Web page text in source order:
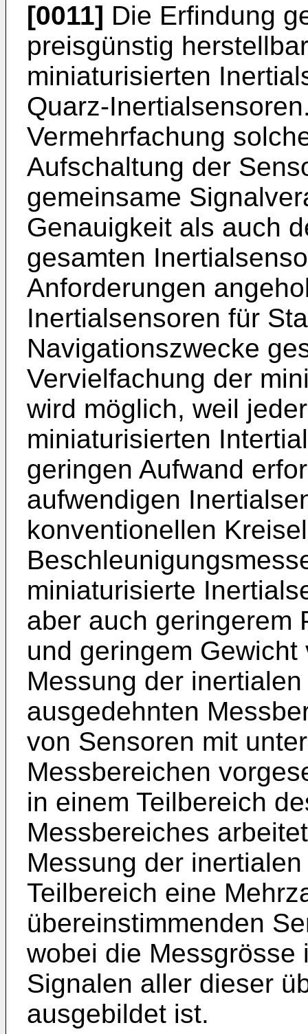
[0011] Die Erfindung
preisgünstig
miniaturisierten
Quarz-
Vermehrfachung
Aufschaltung der
gemeinsame
Genauigkeit als auch
gesamten
Anforderungen
Inertialsensoren für
Navigationszwecke
Vervielfachung der
wird möglich, weil
miniaturisierten
geringen Aufwand
aufwendigen
konventionellen
miniaturisierte
aber auch geringerem
und geringem
Messung der
ausgedehnten
von Sensoren mit
Messbereichen
in einem Teilbereich
Messbereiches
Messung der
Teilbereich eine
übereinstimmenden
wobei die Messgrösse
Signalen aller dieser
ausgebildet ist.